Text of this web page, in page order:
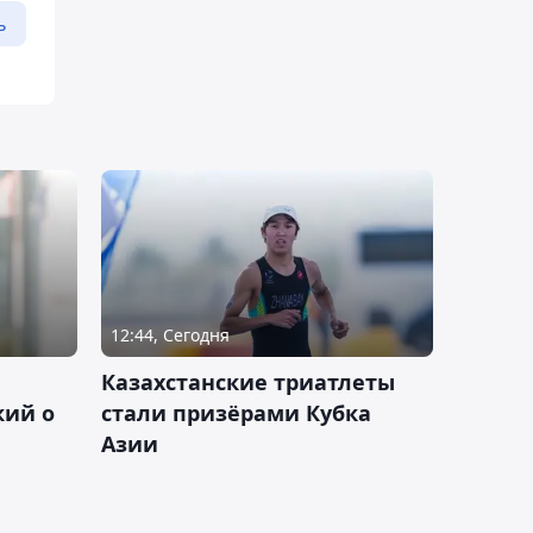
о
12:44, Сегодня
Казахстанские триатлеты
стали призёрами Кубка
Азии